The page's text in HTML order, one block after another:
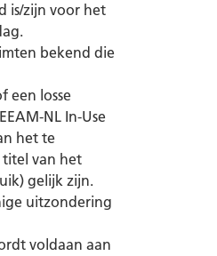
is/zijn voor het
bekend die
een losse
NL In-Use
het te
titel van het
gelijk zijn.
uitzondering
voldaan aan